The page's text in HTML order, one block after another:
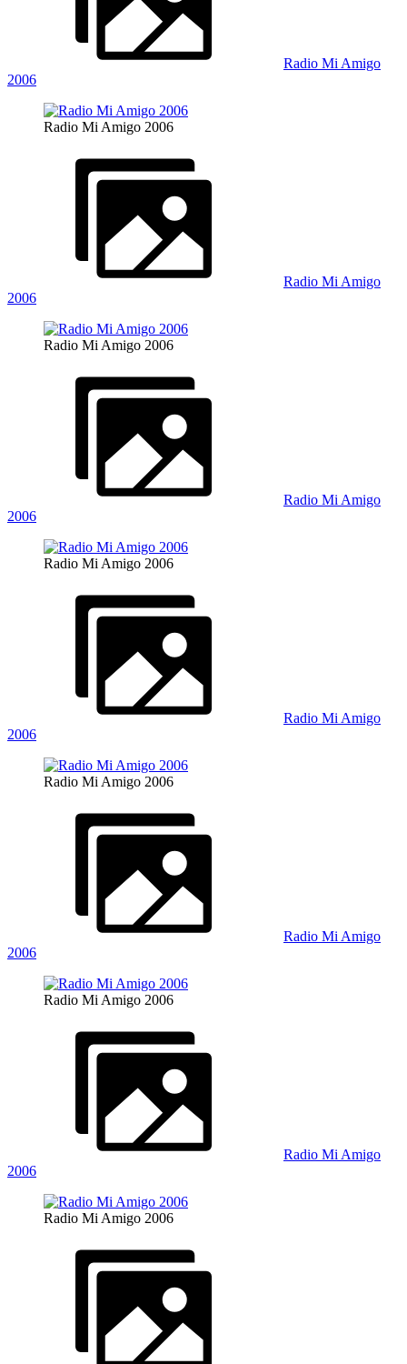
Radio Mi Amigo
2006
Radio Mi Amigo 2006
Radio Mi Amigo
2006
Radio Mi Amigo 2006
Radio Mi Amigo
2006
Radio Mi Amigo 2006
Radio Mi Amigo
2006
Radio Mi Amigo 2006
Radio Mi Amigo
2006
Radio Mi Amigo 2006
Radio Mi Amigo
2006
Radio Mi Amigo 2006